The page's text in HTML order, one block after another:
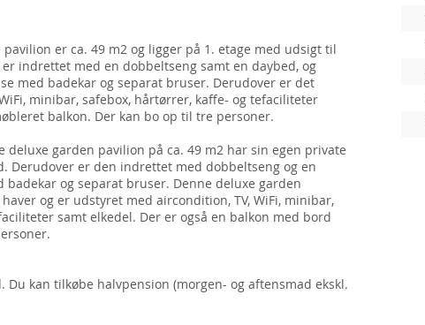
pavilion er ca. 49 m2 og ligger på 1. etage med udsigt til
indrettet med en dobbeltseng samt en daybed, og
med badekar og separat bruser. Derudover er det
minibar, safebox, hårtørrer, kaffe- og tefaciliteter
balkon. Der kan bo op til tre personer.
deluxe garden pavilion på ca. 49 m2 har sin egen private
Derudover er den indrettet med dobbeltseng og en
og separat bruser. Denne deluxe garden
og er udstyret med aircondition, TV, WiFi, minibar,
samt elkedel. Der er også en balkon med bord
kan tilkøbe halvpension (morgen- og aftensmad ekskl.